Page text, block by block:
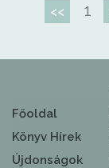
<< 1
Főoldal
Könyv Hírek
Újdonságok